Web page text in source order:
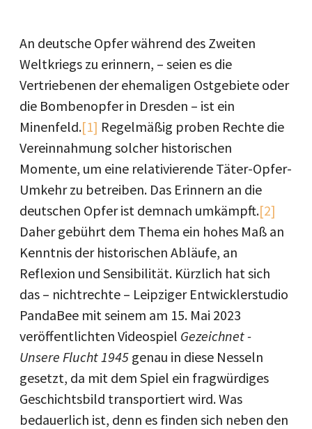
An deutsche Opfer während des Zweiten
Weltkriegs zu erinnern, – seien es die
Vertriebenen der ehemaligen Ostgebiete oder
die Bombenopfer in Dresden – ist ein
Minenfeld.[1] Regelmäßig proben Rechte die
Vereinnahmung solcher historischen
Momente, um eine relativierende Täter-Opfer-
Umkehr zu betreiben. Das Erinnern an die
deutschen Opfer ist demnach umkämpft.[2]
Daher gebührt dem Thema ein hohes Maß an
Kenntnis der historischen Abläufe, an
Reflexion und Sensibilität. Kürzlich hat sich
das – nichtrechte – Leipziger Entwicklerstudio
PandaBee mit seinem am 15. Mai 2023
veröffentlichten Videospiel Gezeichnet -
Unsere Flucht 1945 genau in diese Nesseln
gesetzt, da mit dem Spiel ein fragwürdiges
Geschichtsbild transportiert wird. Was
bedauerlich ist, denn es finden sich neben den